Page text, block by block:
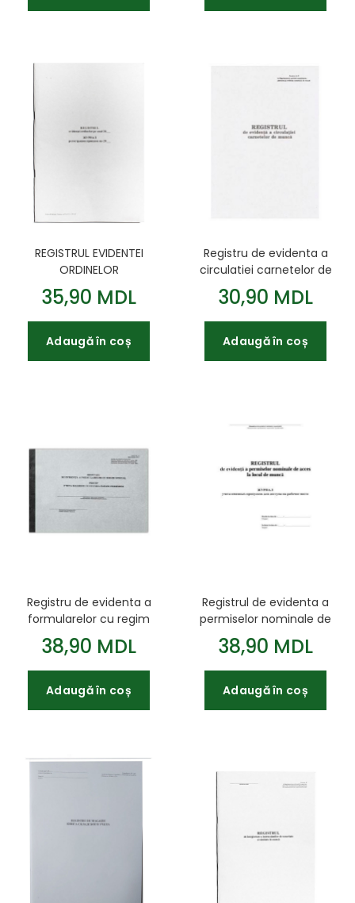
REGISTRUL EVIDENTEI
ORDINELOR
35,90 MDL
Adaugă în coș
Registru de evidenta a
circulatiei carnetelor de
munca ofset alb 50 file
30,90 MDL
Adaugă în coș
Registru de evidenta a
formularelor cu regim
special
38,90 MDL
Adaugă în coș
Registrul de evidenta a
permiselor nominale de
acces
38,90 MDL
Adaugă în coș